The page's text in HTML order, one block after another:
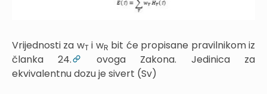
Vrijednosti za wTi wR bit će propisane pravilnikom iz
članka 24.
ovoga Zakona. Jedinica za
ekvivalentnu dozu je sivert (Sv)